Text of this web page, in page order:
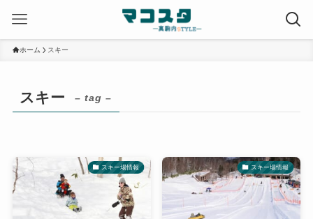
ホーム スキー
スキー – tag –
スキー場情報 スキー場情報